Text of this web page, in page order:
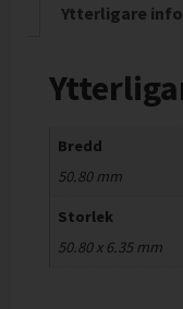
Ytterligare
Bredd
50.80 mm
Storlek
50.80 x 6.35 mm